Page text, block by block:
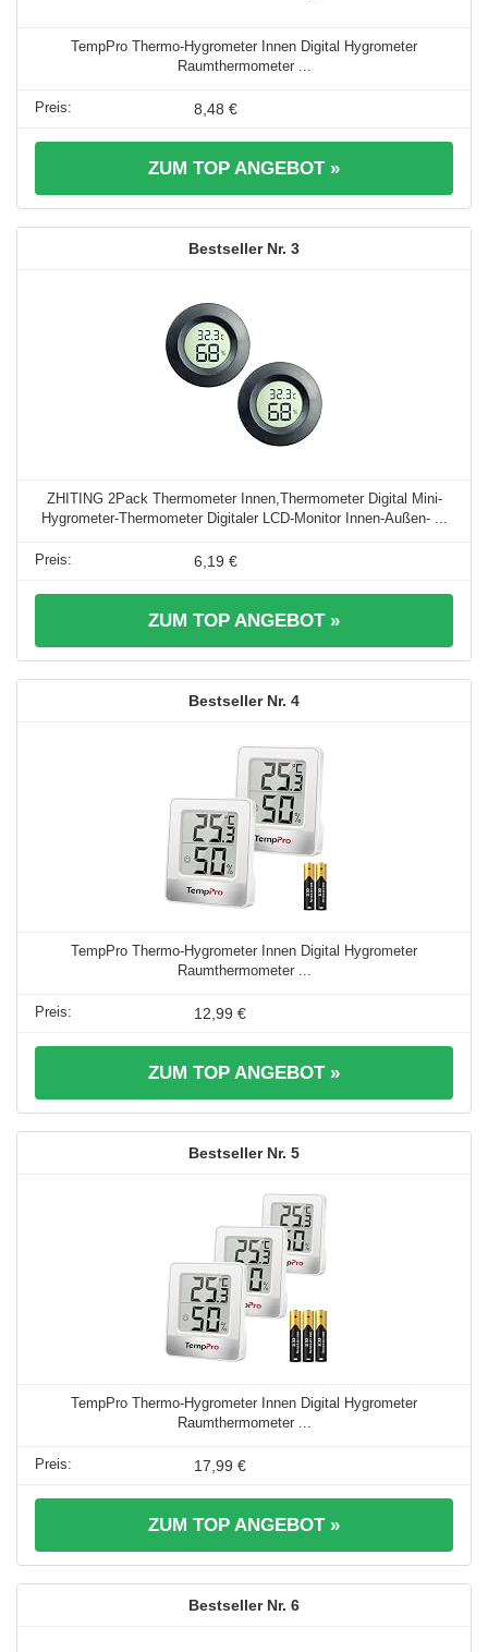
TempPro Thermo-Hygrometer Innen Digital Hygrometer
Raumthermometer ...
8,48 €
ZUM TOP ANGEBOT »
3
ZHITING 2Pack Thermometer Innen,Thermometer Digital Mini-
Hygrometer-Thermometer Digitaler LCD-Monitor Innen-Außen- ...
6,19 €
ZUM TOP ANGEBOT »
4
TempPro Thermo-Hygrometer Innen Digital Hygrometer
Raumthermometer ...
12,99 €
ZUM TOP ANGEBOT »
5
TempPro Thermo-Hygrometer Innen Digital Hygrometer
Raumthermometer ...
17,99 €
ZUM TOP ANGEBOT »
6